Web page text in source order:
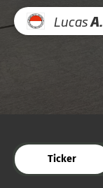
LucasA.
Ticker